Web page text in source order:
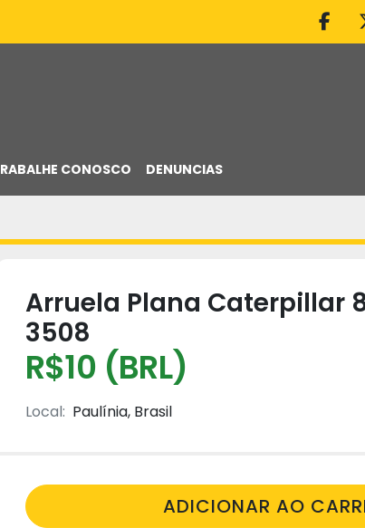
TRABALHE CONOSCO DENUNCIAS
Arruela Plana Caterpillar
3508
R$10 (BRL)
Local: Paulínia, Brasil
ADICIONAR AO